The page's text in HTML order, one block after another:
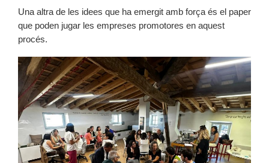
Una altra de les idees que ha emergit amb força és el paper
que poden jugar les empreses promotores en aquest
procés.